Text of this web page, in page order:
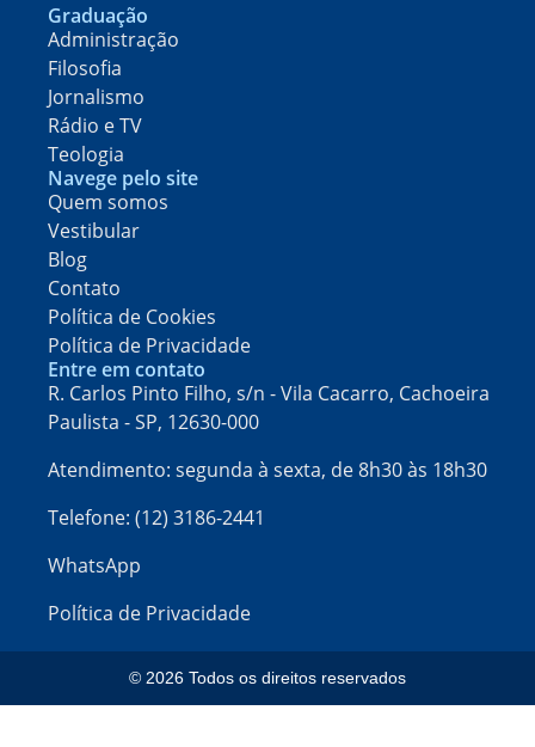
Graduação
Administração
Filosofia
Jornalismo
Rádio e TV
Teologia
Navege pelo site
Quem somos
Vestibular
Blog
Contato
Política de Cookies
Política de Privacidade
Entre em contato
R. Carlos Pinto Filho, s/n - Vila Cacarro, Cachoeira
Paulista - SP, 12630-000​
Atendimento: segunda à sexta, de 8h30 às 18h30
Telefone: (12) 3186-2441
WhatsApp
Política de Privacidade
© 2026 Todos os direitos reservados